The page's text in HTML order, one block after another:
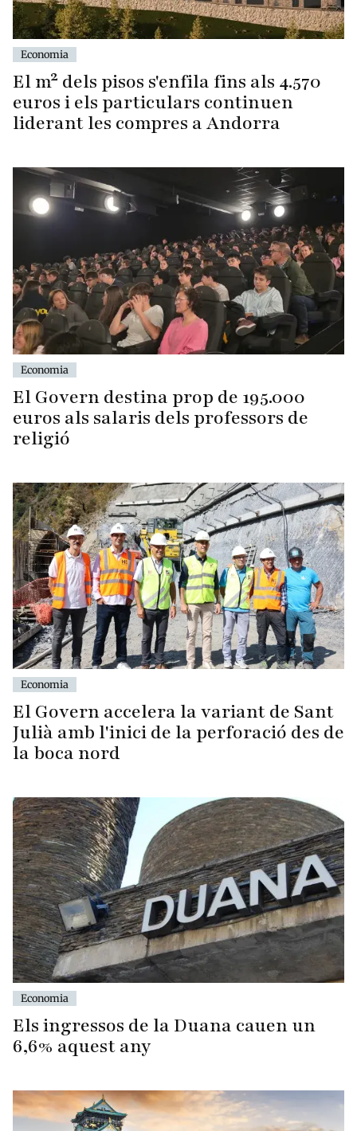
Economia
El m² dels pisos s'enfila fins als 4.570
euros i els particulars continuen
liderant les compres a Andorra
Economia
El Govern destina prop de 195.000
euros als salaris dels professors de
religió
Economia
El Govern accelera la variant de Sant
Julià amb l'inici de la perforació des de
la boca nord
Economia
Els ingressos de la Duana cauen un
6,6% aquest any